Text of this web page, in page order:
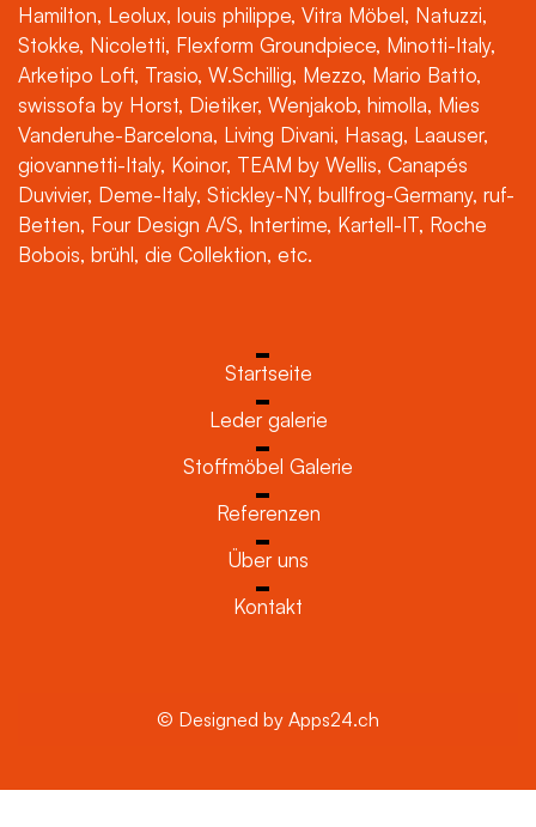
Hamilton, Leolux, louis philippe, Vitra Möbel, Natuzzi,
Stokke, Nicoletti, Flexform Groundpiece, Minotti-Italy,
Arketipo Loft, Trasio, W.Schillig, Mezzo, Mario Batto,
swissofa by Horst, Dietiker, Wenjakob, himolla, Mies
Vanderuhe-Barcelona, Living Divani, Hasag, Laauser,
giovannetti-Italy, Koinor, TEAM by Wellis, Canapés
Duvivier, Deme-Italy, Stickley-NY, bullfrog-Germany, ruf-
Betten, Four Design A/S, Intertime, Kartell-IT, Roche
Bobois, brühl, die Collektion, etc.
Startseite
Leder galerie
Stoffmöbel Galerie
Referenzen
Über uns
Kontakt
© Designed by Apps24.ch